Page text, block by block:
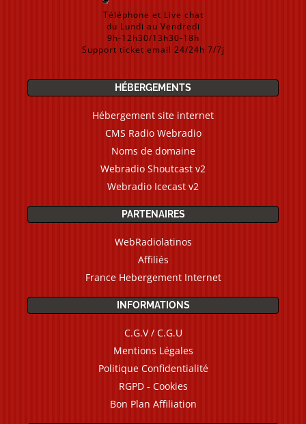
Téléphone et Live chat
du Lundi au Vendredi
9h-12h30/13h30-18h
Support ticket email 24/24h 7/7j
HÉBERGEMENTS
Hébergement site internet
CMS Radio Webradio
Noms de domaine
Webradio Shoutcast v2
Webradio Icecast v2
PARTENAIRES
WebRadiolatinos
Affiliés
France Hebergement Internet
INFORMATIONS
C.G.V / C.G.U
Mentions Légales
Politique Confidentialité
RGPD - Cookies
Bon Plan Affiliation